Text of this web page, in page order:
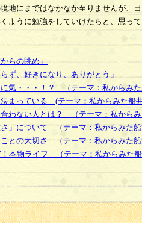
地にまではなかなか至りませんが、
ように勉強をしていけたらと、思って
らの眺め」
らず、好きになり、ありがとう」
に氣・・・！？ （テーマ：私からみた
決まっている (テーマ：私からみた船井
合わない人とは？ （テーマ：私からみ
さ」について （テーマ：私からみた船
ことの大切さ （テーマ：私からみた船
！本物ライフ （テーマ：私からみた船